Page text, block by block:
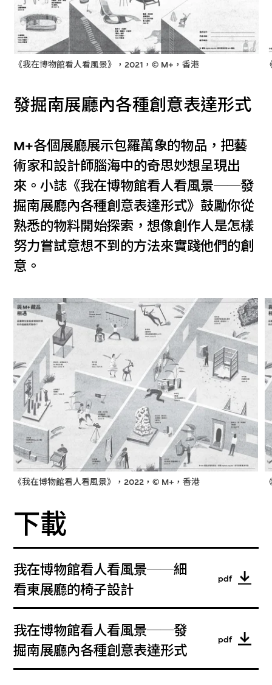
《我在博物館看人看風景》，2021，© M+，香港
發掘南展廳內各種創意表達形式
M+各個展廳展示包羅萬象的物品，把藝
術家和設計師腦海中的奇思妙想呈現出
來。小誌《我在博物館看人看風景──發
掘南展廳內各種創意表達形式》鼓勵你從
熟悉的物料開始探索，想像創作人是怎樣
努力嘗試意想不到的方法來實踐他們的創
意。
《我在博物館看人看風景》，2022，© M+，香港
下載
我在博物館看人看風景──細
看東展廳的椅子設計
pdf
我在博物館看人看風景──發
掘南展廳內各種創意表達形式
pdf